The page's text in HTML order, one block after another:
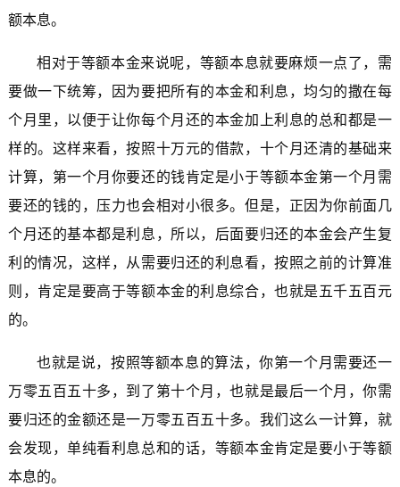
额本息。
相对于等额本金来说呢，等额本息就要麻烦一点了，需
要做一下统筹，因为要把所有的本金和利息，均匀的撒在每
个月里，以便于让你每个月还的本金加上利息的总和都是一
样的。这样来看，按照十万元的借款，十个月还清的基础来
计算，第一个月你要还的钱肯定是小于等额本金第一个月需
要还的钱的，压力也会相对小很多。但是，正因为你前面几
个月还的基本都是利息，所以，后面要归还的本金会产生复
利的情况，这样，从需要归还的利息看，按照之前的计算准
则，肯定是要高于等额本金的利息综合，也就是五千五百元
的。
也就是说，按照等额本息的算法，你第一个月需要还一
万零五百五十多，到了第十个月，也就是最后一个月，你需
要归还的金额还是一万零五百五十多。我们这么一计算，就
会发现，单纯看利息总和的话，等额本金肯定是要小于等额
本息的。